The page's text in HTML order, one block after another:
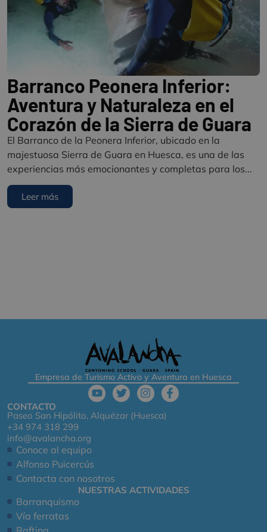
Barranco Peonera Inferior:
Aventura y Naturaleza en el
Corazón de la Sierra de Guara
El Barranco de la Peonera Inferior, ubicado en la
majestuosa Sierra de Guara en Huesca, es una de las
experiencias más emocionantes y completas para los...
Leer más
Empresa de Turismo Activo y Aventura en Huesca
CONTACTO
Paseo San Hipólito, Alquézar (Huesca)
+34 974 318 299
info@avalancha.org
Conoce al equipo
Alfonso Puicercús
Contacta con nosotros
NUESTRAS ACTIVIDADES
Barranquismo
Vía ferratas